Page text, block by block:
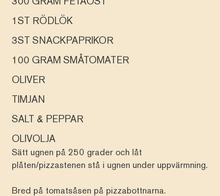
1ST RÖDLÖK
3ST SNACKPAPRIKOR
100 GRAM SMÅTOMATER
OLIVER
TIMJAN
SALT & PEPPAR
OLIVOLJA
Sätt ugnen på 250 grader och låt
plåten/pizzastenen stå i ugnen under uppvärmning.
Bred på tomatsåsen på pizzabottnarna.